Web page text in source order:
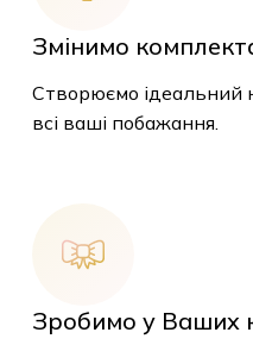
Змінимо
Створюємо ідеальний
всі ваші побажання.
Зробимо у Ваших